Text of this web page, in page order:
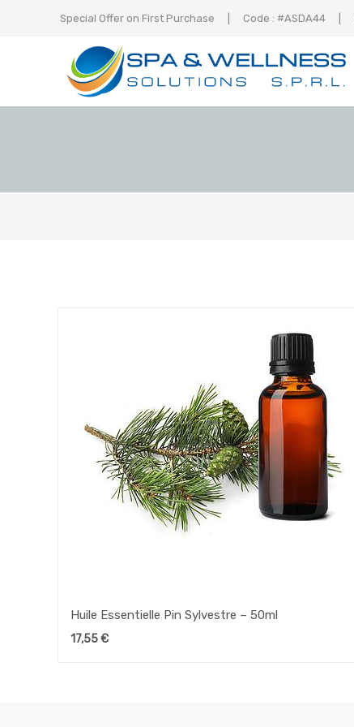
Special Offer on First Purchase Code : #ASDA44
Huile Essentielle Pin Sylvestre – 50ml
17,55€